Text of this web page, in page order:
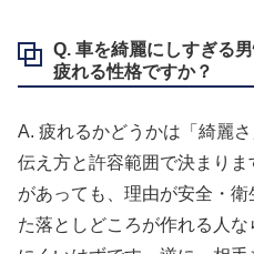
Q. 車を綺麗にしすぎる
疲れる性格ですか？
A. 疲れるかどうかは「綺麗
伝え方と許容範囲で決まり
があっても、理由が安全・
た落としどころが作れる人